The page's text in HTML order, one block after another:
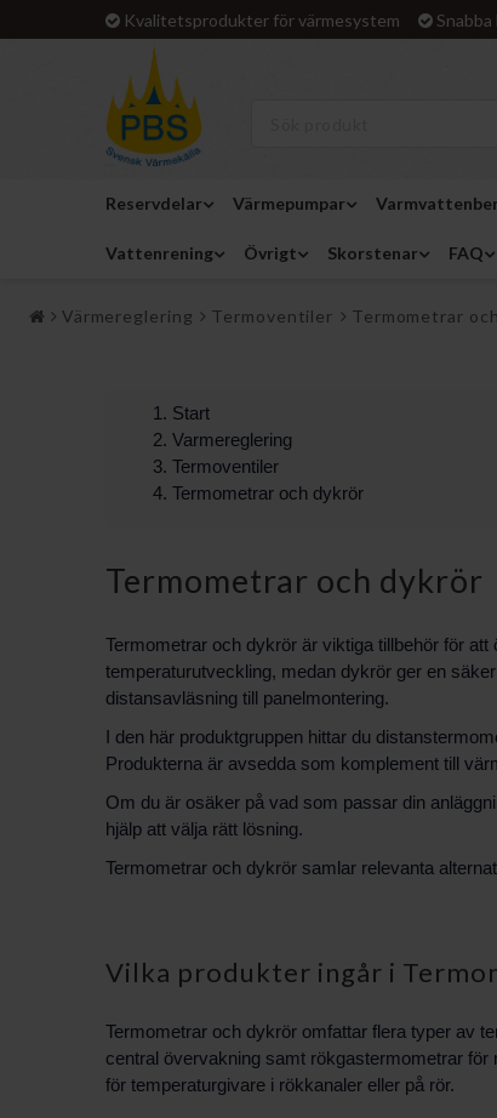
Kvalitetsprodukter för värmesystem
Reservdelar Värmepumpar
Vattenrening Övrigt Skorstenar FAQ
Värmereglering Termoventiler Termometrar
Start
Varmereglering
Termoventiler
Termometrar och dykrör
Termometrar och dykrör
Termometrar och dykrör är viktiga tillbehör för
temperaturutveckling, medan dykrör ger en
distansavläsning till panelmontering.
I den här produktgruppen hittar du
Produkterna är avsedda som komplement till
Om du är osäker på vad som passar din
hjälp att välja rätt lösning.
Termometrar och dykrör samlar relevanta
Vilka produkter ingår i
Termometrar och dykrör omfattar flera typer av
central övervakning samt rökgastermometrar
för temperaturgivare i rökkanaler eller på rör.